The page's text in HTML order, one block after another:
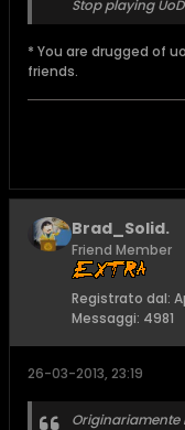
Stop playing
* You are drugged of
friends.
Brad_Solid.
Friend Member
Registrato dal:
Messaggi: 4981
26-03-2013, 23:19